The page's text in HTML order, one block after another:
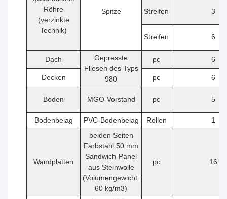
Röhre
(verzinkte
Technik)
Spitze Streifen 3
Streifen 6
Dach
Gepresste
Fliesen des Typs
980
pc 6
Decken pc 6
Boden MGO-Vorstand pc 5
Bodenbelag PVC-Bodenbelag Rollen 1
Wandplatten
beiden Seiten
Farbstahl 50 mm
Sandwich-Panel
aus Steinwolle
(Volumengewicht:
60 kg/m3)
pc 16